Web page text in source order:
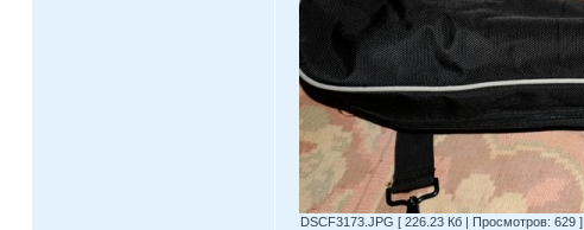
DSCF3173.JPG [ 226.23 Кб | Просмотров: 629 ]